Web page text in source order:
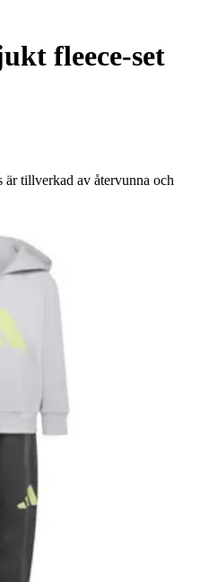
fleece-set
är tillverkad av återvunna och